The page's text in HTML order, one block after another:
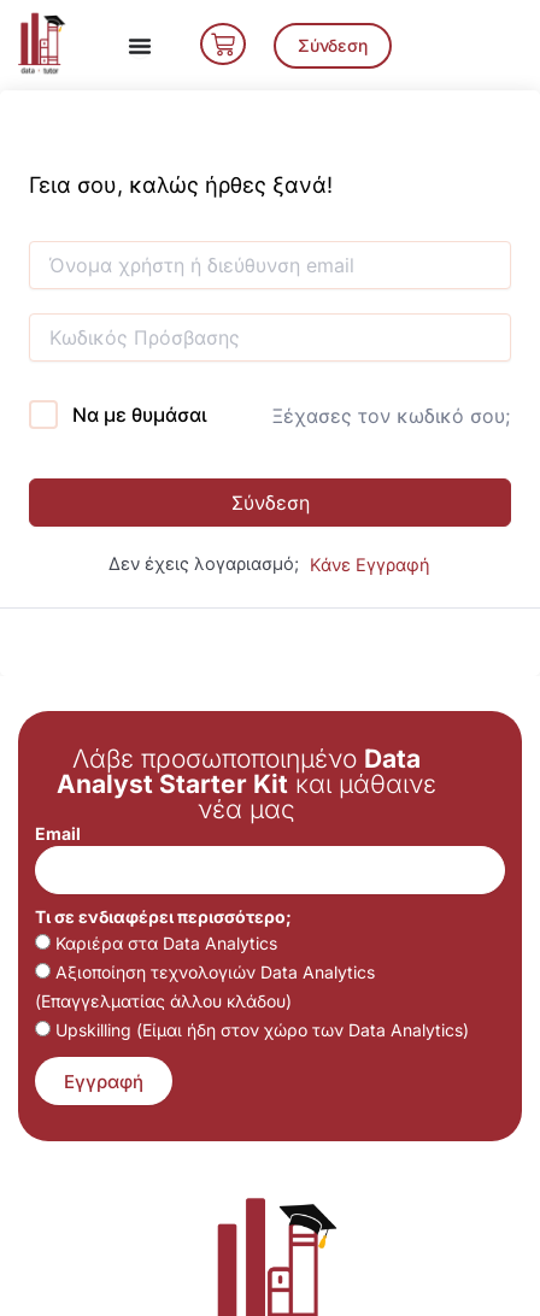
Μετάβαση
περιεχόμενο
Cart Σύνδεση
Γεια σου, καλώς ήρθες ξανά!
Να με θυμάσαι Ξέχασες τον κωδικό σου;
Σύνδεση
Δεν έχεις λογαριασμό; Κάνε Εγγραφή
Λάβε προσωποποιημένο Data
Analyst Starter Kit και μάθαινε
νέα μας
Email
Τι σε ενδιαφέρει περισσότερο;
Καριέρα στα Data Analytics
Αξιοποίηση τεχνολογιών Data Analytics
(Επαγγελματίας άλλου κλάδου)
Upskilling (Είμαι ήδη στον χώρο των Data Analytics)
Εγγραφή